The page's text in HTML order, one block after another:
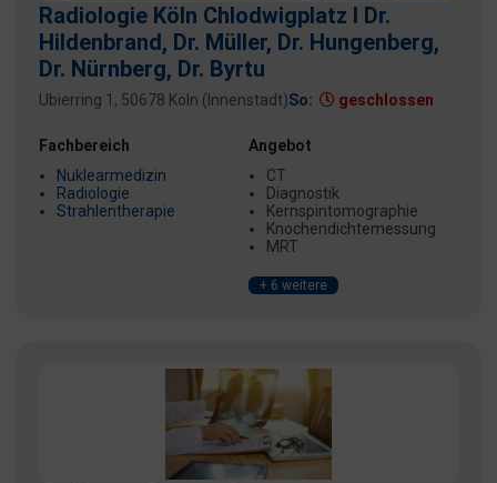
Radiologie Köln Chlodwigplatz I Dr.
Hildenbrand, Dr. Müller, Dr. Hungenberg,
Dr. Nürnberg, Dr. Byrtu
Ubierring 1, 50678 Köln (Innenstadt)So: geschlossen
Fachbereich
Nuklearmedizin
Radiologie
Strahlentherapie
Angebot
CT
Diagnostik
Kernspintomographie
Knochendichtemessung
MRT
+ 6 weitere